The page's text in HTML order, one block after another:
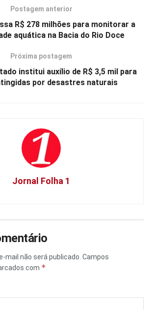
Postagem anterior
R$ 278 milhões para monitorar a
aquática na Bacia do Rio Doce
Próxima postagem
institui auxílio de R$ 3,5 mil para
por desastres naturais
Jornal Folha 1
mail não será publicado. Campos
com *